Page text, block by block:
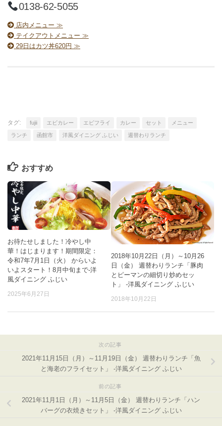
0138-62-5055
店内メニュー ≫
テイクアウトメニュー ≫
29日はカツ丼620円 ≫
タグ: fujii エビカレー エビフライ カレー セット メニュー
ランチ 函館市 洋風ダイニング ふじい 週替わりランチ
おすすめ
お待たせしました！冷やし中
華！はじまります！期間限定：
令和7年7月1日（火） からいよ
いよスタート！8月中旬まで-洋
風ダイニング ふじい
2025年6月27日
2018年10月22日（月）～10月26
日（金） 週替わりランチ「豚肉
とピーマンの細切り炒めセッ
ト」 -洋風ダイニング ふじい
2018年10月22日
次の記事
2021年11月15日（月）～11月19日（金） 週替わりランチ「魚
と海老のフライセット」 -洋風ダイニング ふじい
前の記事
2021年11月1日（月）～11月5日（金） 週替わりランチ「ハン
バーグの衣焼きセット」 -洋風ダイニング ふじい